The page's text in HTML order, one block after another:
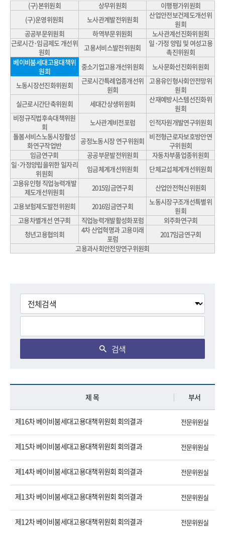
(구)본위원회 상무위원회
이행평가위원회
(구)운영위원회
노사관계발전위원회
산업안전보건제도개선위
원회
공공부문위원회
하역부문위원회
노사관계선진화위원회
근로시간·임금제도 개선위
원회
고용서비스발전위원회
일·가정 양립 및 여성고용
촉진위원회
베이비붐세대고용대책위
원회
중소기업고용개선위원회
노사문화선진화위원회
노동시장선진화위원회
근로시간특례업종개선위
원회
고용유인형사회안전망위
원회
실근로시간단축위원회
세대간상생위원회
산재예방시스템선진화위
원회
비정규직법후속대책위원
회
노사관계비전포럼
인적자원개발연구위원회
돌봄서비스노동시장활성
화연구작업반
공정노동시장 연구위원회 비전형근로자보호방안연
구위원회
임금연구회
공공부문발전위원회
자동차부품업종위원회
일·가정양립을위한 일자리
위원회
임금체계개선위원회
단체교섭체계개선위원회
고용유인형 직업능력개발
제도개선위원회
2015임금연구회
산업안전혁신위원회
고용보험제도발전위원회
2016임금연구회
노동시장구조개선특별위
원회
고용차별개선 연구회
직업능력개발활성화포럼
외주화연구회
청년고용협의회
4차 산업혁명과 고용미래
포럼
2017임금연구회
고용과사회안전망연구위원회
검색
제 목 부서
제16차 베이비붐세대고용대책위원회 회의결과 전문위원실
제15차 베이비붐세대고용대책위원회 회의결과 전문위원실
제14차 베이비붐세대고용대책위원회 회의결과 전문위원실
제13차 베이비붐세대고용대책위원회 회의결과 전문위원실
제12차 베이비붐세대고용대책위원회 회의결과 전문위원실